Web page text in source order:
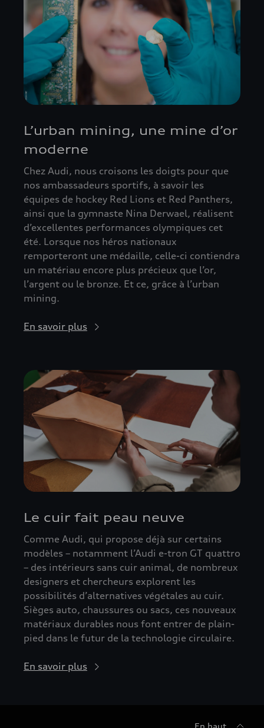
L’urban mining, une mine d’or
moderne
Chez Audi, nous croisons les doigts pour que
nos ambassadeurs sportifs, à savoir les
équipes de hockey Red Lions et Red Panthers,
ainsi que la gymnaste Nina Derwael, réalisent
d’excellentes performances olympiques cet
été. Lorsque nos héros nationaux
remporteront une médaille, celle-ci contiendra
un matériau encore plus précieux que l’or,
l’argent ou le bronze. Et ce, grâce à l’urban
mining.
En savoir plus
Le cuir fait peau neuve
Comme Audi, qui propose déjà sur certains
modèles – notamment l’Audi e-tron GT quattro
– des intérieurs sans cuir animal, de nombreux
designers et chercheurs explorent les
possibilités d’alternatives végétales au cuir.
Sièges auto, chaussures ou sacs, ces nouveaux
matériaux durables nous font entrer de plain-
pied dans le futur de la technologie circulaire.
En savoir plus
En haut